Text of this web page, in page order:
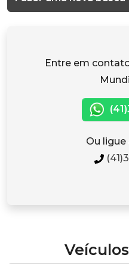
Entre em
Ou ligue